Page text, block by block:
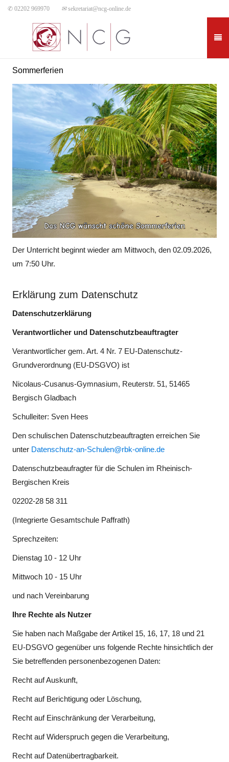
✆ 02202 969970 ✉sekretariat@ncg-online.de
Sommerferien
Der Unterricht beginnt wieder am Mittwoch, den 02.09.2026,
um 7:50 Uhr.
Erklärung zum Datenschutz
Datenschutzerklärung
Verantwortlicher und Datenschutzbeauftragter
Verantwortlicher gem. Art. 4 Nr. 7 EU-Datenschutz-
Grundverordnung (EU-DSGVO) ist
Nicolaus-Cusanus-Gymnasium, Reuterstr. 51, 51465
Bergisch Gladbach
Schulleiter: Sven Hees
Den schulischen Datenschutzbeauftragten erreichen Sie
unter Datenschutz-an-Schulen@rbk-online.de
Datenschutzbeaufragter für die Schulen im Rheinisch-
Bergischen Kreis
02202-28 58 311
(Integrierte Gesamtschule Paffrath)
Sprechzeiten:
Dienstag 10 - 12 Uhr
Mittwoch 10 - 15 Uhr
und nach Vereinbarung
Ihre Rechte als Nutzer
Sie haben nach Maßgabe der Artikel 15, 16, 17, 18 und 21
EU-DSGVO gegenüber uns folgende Rechte hinsichtlich der
Sie betreffenden personenbezogenen Daten:
Recht auf Auskunft,
Recht auf Berichtigung oder Löschung,
Recht auf Einschränkung der Verarbeitung,
Recht auf Widerspruch gegen die Verarbeitung,
Recht auf Datenübertragbarkeit.